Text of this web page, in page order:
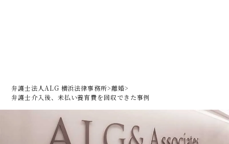
弁護士法人ALG 横浜法律事務所>離婚>
弁護士介入後、未払い養育費を回収できた事例